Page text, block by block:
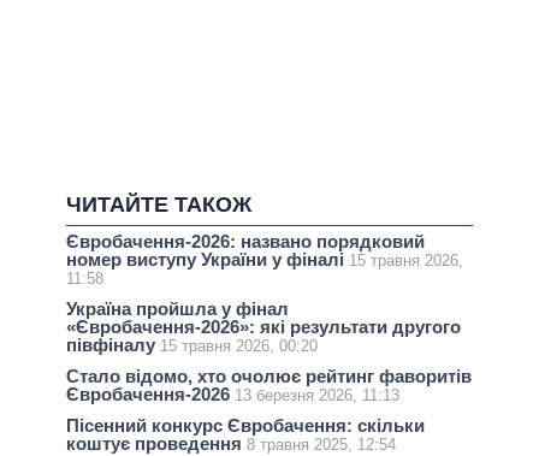
ЧИТАЙТЕ ТАКОЖ
Євробачення-2026: названо порядковий
номер виступу України у фіналі 15 травня 2026,
11:58
Україна пройшла у фінал
«Євробачення-2026»: які результати другого
півфіналу 15 травня 2026, 00:20
Стало відомо, хто очолює рейтинг фаворитів
Євробачення-2026 13 березня 2026, 11:13
Пісенний конкурс Євробачення: скільки
коштує проведення 8 травня 2025, 12:54